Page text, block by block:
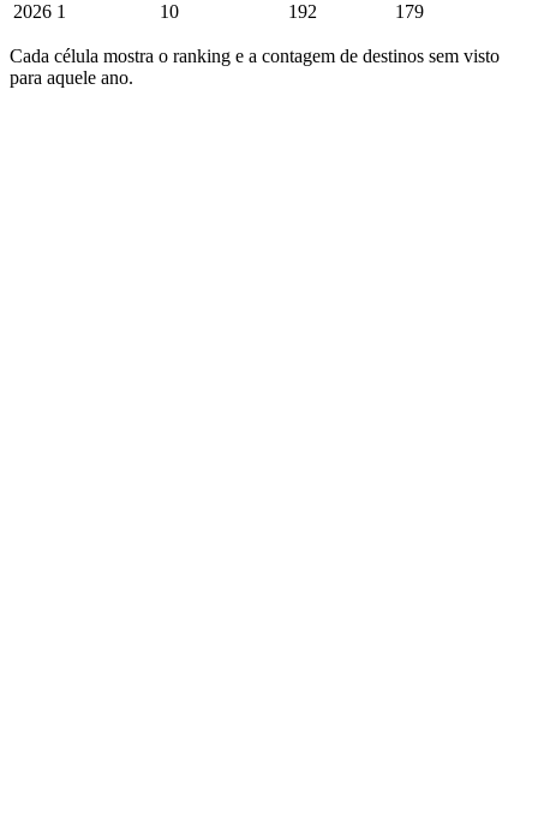
2026 1 10 192 179
Cada célula mostra o ranking e a contagem de destinos sem visto
para aquele ano.